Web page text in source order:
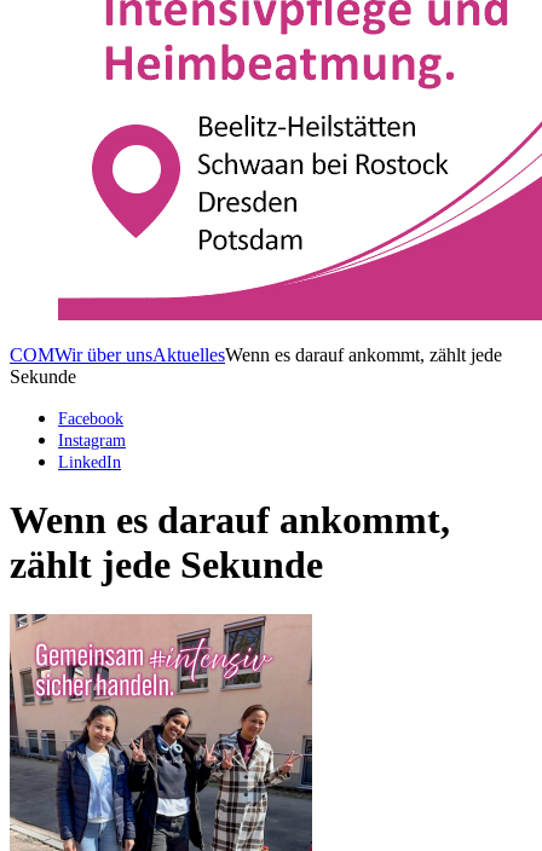
COMWir über unsAktuellesWenn es darauf ankommt, zählt jede
Sekunde
Facebook
Instagram
LinkedIn
Wenn es darauf ankommt,
zählt jede Sekunde